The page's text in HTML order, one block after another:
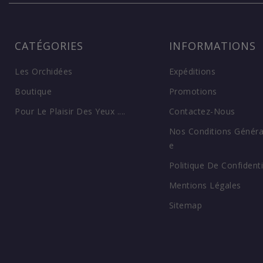
CATÉGORIES
Les Orchidées
Boutique
Pour Le Plaisir Des Yeux ....
INFORMATIONS
Expéditions
Promotions
Contactez-Nous
Nos Conditions
E
Politique De
Mentions Légales
Sitemap